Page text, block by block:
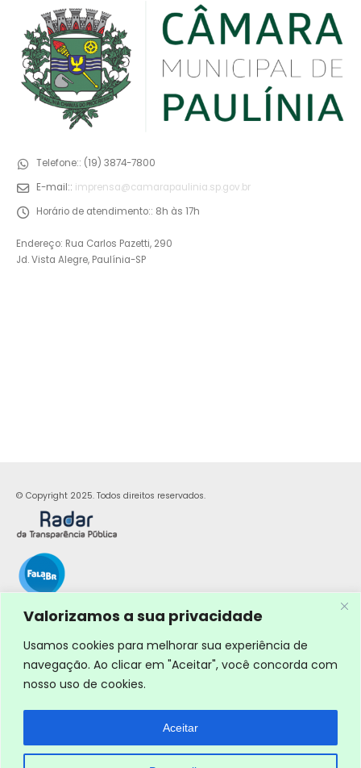
Valorizamos a sua privacidade
Usamos cookies para melhorar sua experiência de
navegação. Ao clicar em "Aceitar", você concorda com
nosso uso de cookies.
Aceitar
Telefone:: (19) 3874-7800
E-mail:: imprensa@camarapaulinia.sp.gov.br
Horário de atendimento:: 8h às 17h
Endereço: Rua Carlos Pazetti, 290
Jd. Vista Alegre, Paulínia-SP
© Copyright 2025. Todos direitos reservados.